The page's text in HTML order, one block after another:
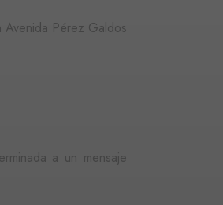
Pérez Galdos
a un mensaje